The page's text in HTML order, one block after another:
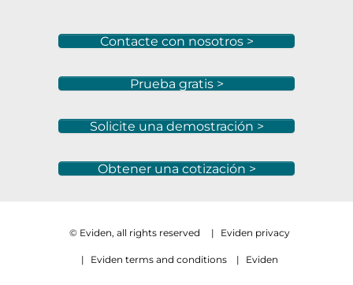
Contacte con nosotros >
Prueba gratis >
Solicite una demostración >
Obtener una cotización >
© Eviden, all rights reserved | Eviden privacy
| Eviden terms and conditions | Eviden